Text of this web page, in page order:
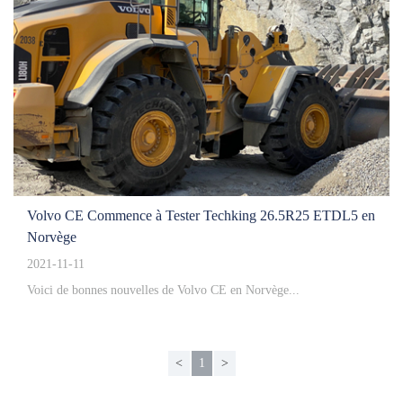
Espace revendeur
Reseaux sociaux
Outils utiles
Services
Solution
Pré-vente
En vente
Après-vente
Services centraux de Techking
Volvo CE Commence à Tester Techking 26.5R25 ETDL5 en
Norvège
2021-11-11
Voici de bonnes nouvelles de Volvo CE en Norvège...
< 1 >